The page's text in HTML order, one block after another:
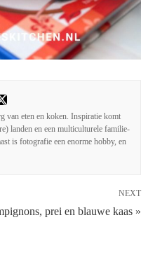
van eten en koken. Inspiratie komt
landen en een multiculturele familie-
is fotografie een enorme hobby, en
NEXT
prei en blauwe kaas »